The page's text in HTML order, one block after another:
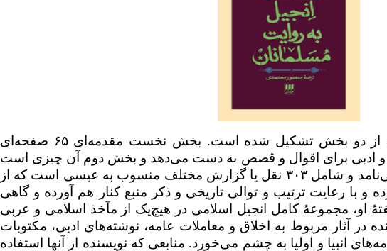
از دو بخش تشکیل شده است. بخش نخست مقدمه‌ای۶۵ صفحه‌ای
و ادبی برای اقوال و قصص به دست می‌دهد و بخش دوم آن چیزی است
و شامل۳۰۳ نقل یا گزارش مختلف منسوب به عیسی است که از
و با رعایت ترتیب و توالی تاریخی و ذکر منبع کنار هم آورده و گاهی
او، مجموعهٔ کامل انجیل اسلامی در هیچ‌یک از مآخذ اسلامی و عربی
در آثار مربوط به اخلاق و معاملات عامه، نوشته‌های ادبی، مکتوبات
انبیا و اولیا به چشم می‌خورد. منابعی که نویسنده از آنها استفاده